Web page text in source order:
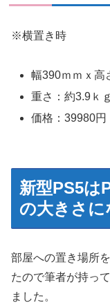
※横置き時
幅390ｍｍｘ高
重さ：約3.9ｋｇ
価格：39980円
新型PS5は
の大きさ
部屋への置き場所
たので筆者が持っ
ました。